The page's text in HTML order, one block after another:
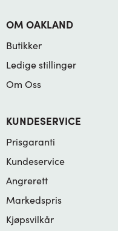
OM OAKLAND
Butikker
Ledige stillinger
Om Oss
KUNDESERVICE
Prisgaranti
Kundeservice
Angrerett
Markedspris
Kjøpsvilkår